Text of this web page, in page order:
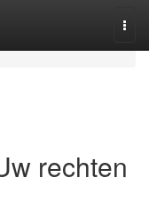
rechten